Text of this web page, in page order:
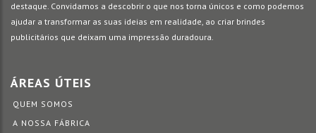
destaque. Convidamos a descobrir o que nos torna únicos e como podemos
ajudar a transformar as suas ideias em realidade, ao criar brindes
publicitários que deixam uma impressão duradoura.
ÁREAS ÚTEIS
QUEM SOMOS
A NOSSA FÁBRICA